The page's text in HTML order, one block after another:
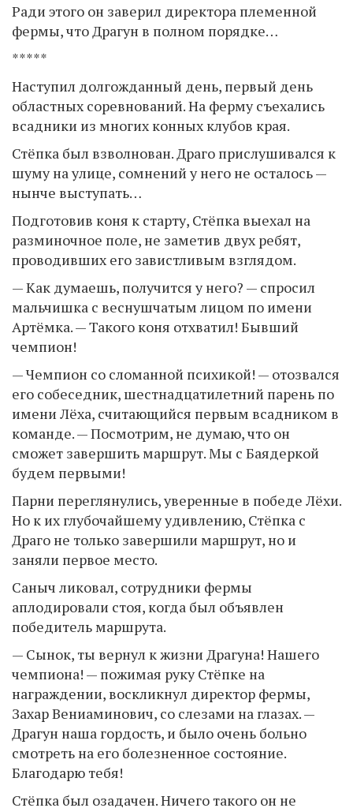
Ради этого он заверил директора племенной
фермы, что Драгун в полном порядке…
*****
Наступил долгожданный день, первый день
областных соревнований. На ферму съехались
всадники из многих конных клубов края.
Стёпка был взволнован. Драго прислушивался к
шуму на улице, сомнений у него не осталось —
нынче выступать…
Подготовив коня к старту, Стёпка выехал на
разминочное поле, не заметив двух ребят,
проводивших его завистливым взглядом.
— Как думаешь, получится у него? — спросил
мальчишка с веснушчатым лицом по имени
Артёмка. — Такого коня отхватил! Бывший
чемпион!
— Чемпион со сломанной психикой! — отозвался
его собеседник, шестнадцатилетний парень по
имени Лёха, считающийся первым всадником в
команде. — Посмотрим, не думаю, что он
сможет завершить маршрут. Мы с Баядеркой
будем первыми!
Парни переглянулись, уверенные в победе Лёхи.
Но к их глубочайшему удивлению, Стёпка с
Драго не только завершили маршрут, но и
заняли первое место.
Саныч ликовал, сотрудники фермы
аплодировали стоя, когда был объявлен
победитель маршрута.
— Сынок, ты вернул к жизни Драгуна! Нашего
чемпиона! — пожимая руку Стёпке на
награждении, воскликнул директор фермы,
Захар Вениаминович, со слезами на глазах. —
Драгун наша гордость, и было очень больно
смотреть на его болезненное состояние.
Благодарю тебя!
Стёпка был озадачен. Ничего такого он не